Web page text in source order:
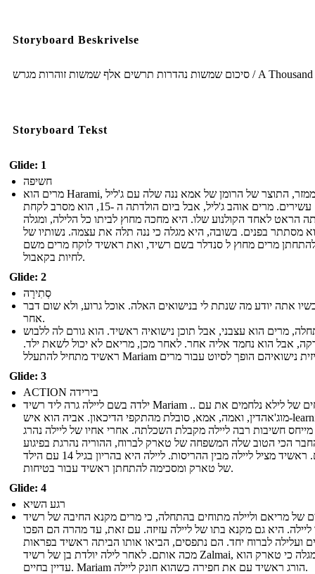
Storyboard Beskrivelse
סיכום שמשות נהדרות תרשים אלף שמשות זוהרות מגרש / A Thousand
Storyboard Tekst
Glide: 1
חשיפה
מרים הוא Harami, ממזר, התוצר של הרומן של אמא ננה שלה עם ג'ליל
עסקים עשירים. מרים אוהב ג'ליל, אבל ביום הולדתה ה -15, הוא מסרב לקחת
הראט לאחד הקולנוע שלו. היא מחכה מחוץ לביתו כל הלילה, ומגלה
מסתתר בפנים. בשובה, היא מגלה כי ננה תלה את עצמה. נשותיו של
להתחתן מרים מחוץ ל סנדלר בשם רשיד, ואת ראשיד לוקח מרים משם
לחיות בקאבול.
Glide: 2
סְתִירָה
אתה יודע מה שנתת לי בנישואים האלה. אוכל גרוע, ולא שום דבר
אחר.
מרים הוא עצבני, אבל תוכן נישואיה ראשיד. הוא גורם לה ללבוש
אבל הוא נחמד אליה אחר. לאחר מכן, מריאם לא יכול לשאת ילד.
Glide: 3
ACTION בירידה
ילדה בשם ליילה גרה ליד רשיד Mariam .. האחים של לילא נלחמים את עם
מוג'אהדין, ואמה, אמא, סובלת מהתקפי הדיכאון. אביה הוא איש-learning
חשיבות רבה ליילה מקבלת השכלתה. אחרי אחיו של ליילה נהרג
הכי הטוב שלה המשפחה של טארק לברוח, ההוריה נהרגת בפיגוע
ביתם. ראשיד מציל ליילה מבין ההריסות. ליילה היא בהריון בגיל 14 עם הילד
של טארק ומסכימה להתחתן ראשיד עבור בטיחות.
Glide: 4
רגע השיא
של מריאם וליילה מתוחים בהתחלה, כי מרים מקנא החיבה של רשיד
ליילה. היא גם מקנא בתו של ליילה עזיזה. עם זאת, עד מהרה הם הפכו
ועלילה לברוח יחד. הם נתפסים, הביאו אותו הביתה ראשיד בפראות
מכה אותם. לאחר לילה יולדת בן של רשיד Zalmai, היא מגלה כי טארק הוא
עדיין בחיים. Mariam הורג ראשיד עם את חפירה כשהוא חונק ליילה.